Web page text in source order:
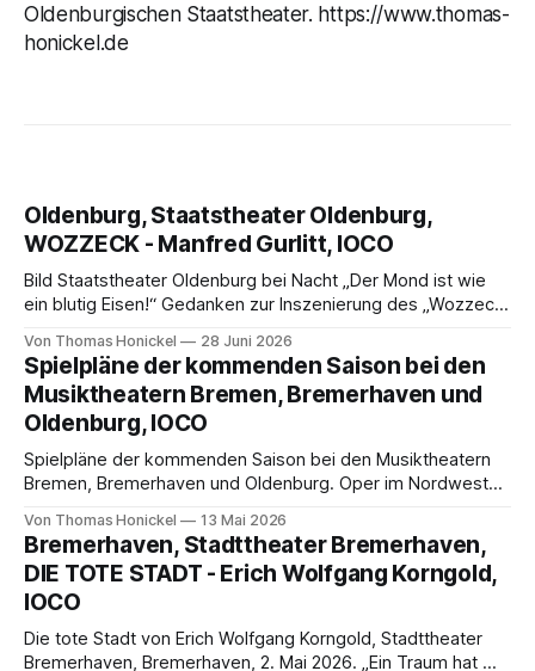
Oldenburgischen Staatstheater. https://www.thomas-
honickel.de
Oldenburg, Staatstheater Oldenburg,
WOZZECK - Manfred Gurlitt, IOCO
Bild Staatstheater Oldenburg bei Nacht „Der Mond ist wie
ein blutig Eisen!“ Gedanken zur Inszenierung des „Wozzeck“
Thomas Honickel Wir besuchten die vierte Vorstellung am
19. Juni 2026. Avant prospos Bisweilen schlägt das
Schicksal im Schaffen eines Tonsetzers erbarmungslos zu.
Manfred Gurlitt ist
Von Thomas Honickel 28 Juni 2026
Spielpläne der kommenden Saison bei den
Musiktheatern Bremen, Bremerhaven und
Oldenburg, IOCO
Spielpläne der kommenden Saison bei den Musiktheatern
Bremen, Bremerhaven und Oldenburg. Oper im Nordwesten
Nach gewiss langen Monaten der Vorbereitung präsentieren
die drei Häuser im Nordwesten ihre Unternehmungen im
Bereich des Musiktheaters der Öffentlichkeit. Dabei reicht
die Palette von Händel bis ins
Von Thomas Honickel 13 Mai 2026
Bremerhaven, Stadttheater Bremerhaven,
DIE TOTE STADT - Erich Wolfgang Korngold,
IOCO
Die tote Stadt von Erich Wolfgang Korngold, Stadttheater
Bremerhaven, Bremerhaven, 2. Mai 2026. „Ein Traum hat mir